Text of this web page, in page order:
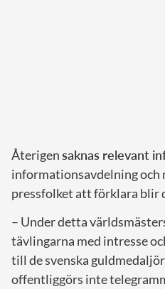
Återigensaknas relevant
informationsavdelning och
pressfolket att förklara blir
– Under detta
tävlingarna med intresse
till de svenska
offentliggörs inte